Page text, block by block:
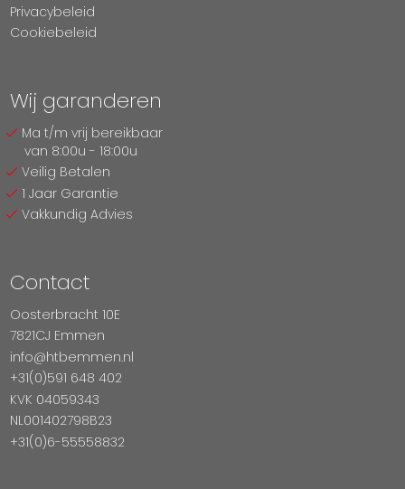
Privacybeleid
Cookiebeleid
Wij garanderen
Ma t/m vrij bereikbaar
van 8:00u - 18:00u
Veilig Betalen
1 Jaar Garantie
Vakkundig Advies
Contact
Oosterbracht 10E
7821CJ Emmen
info@htbemmen.nl
+31(0)591 648 402
KVK 04059343
NL001402798B23
+31(0)6-55558832